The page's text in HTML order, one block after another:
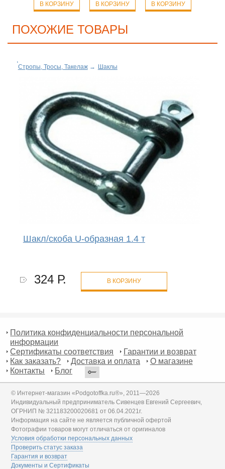
В КОРЗИНУ В КОРЗИНУ В КОРЗИНУ
ПОХОЖИЕ ТОВАРЫ
Стропы, Тросы, Такелаж→ Шаклы
Шакл/скоба U-образная 1.4 т
324 Р. В КОРЗИНУ
Политика конфиденциальности персональной
информации
Сертификаты соответствия
Гарантии и возврат
Как заказать?
Доставка и оплата
О магазине
Контакты
Блог
© Интернет-магазин «Podgotoffka.ru®», 2011—2026
Индивидуальный предприниматель Сивенцев Евгений Сергеевич,
ОГРНИП № 321183200020681 от 06.04.2021г.
Информация на сайте не является публичной офертой
Фотографии товаров могут отличаться от оригиналов
Условия обработки персональных данных
Проверить статус заказа
Гарантия и возврат
Документы и Сертификаты